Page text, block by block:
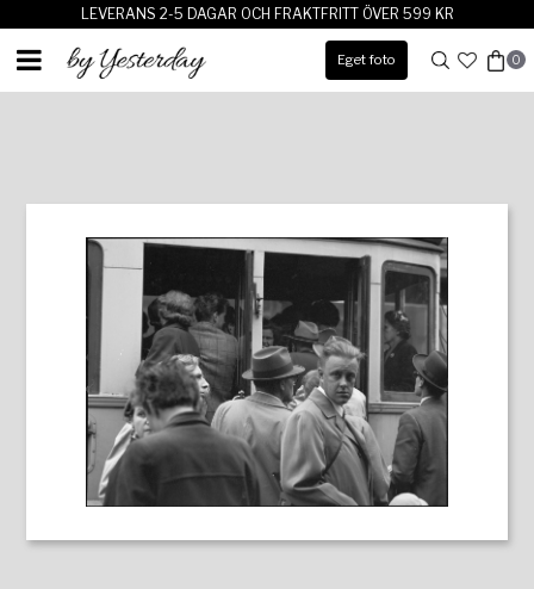
LEVERANS 2-5 DAGAR OCH FRAKTFRITT ÖVER 599 KR
Eget foto 0